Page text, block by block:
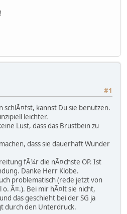
#1
schlÃ¤fst, kannst Du sie benutzen.
leichter.
Lust, dass das Brustbein zu
dass sie dauerhaft Wunder
fÃ¼r die nÃ¤chste OP. Ist
Danke Herr Klobe.
problematisch (rede jetzt von
o. Ã¤.). Bei mir hÃ¤lt sie nicht,
das geschieht bei der SG ja
durch den Unterdruck.